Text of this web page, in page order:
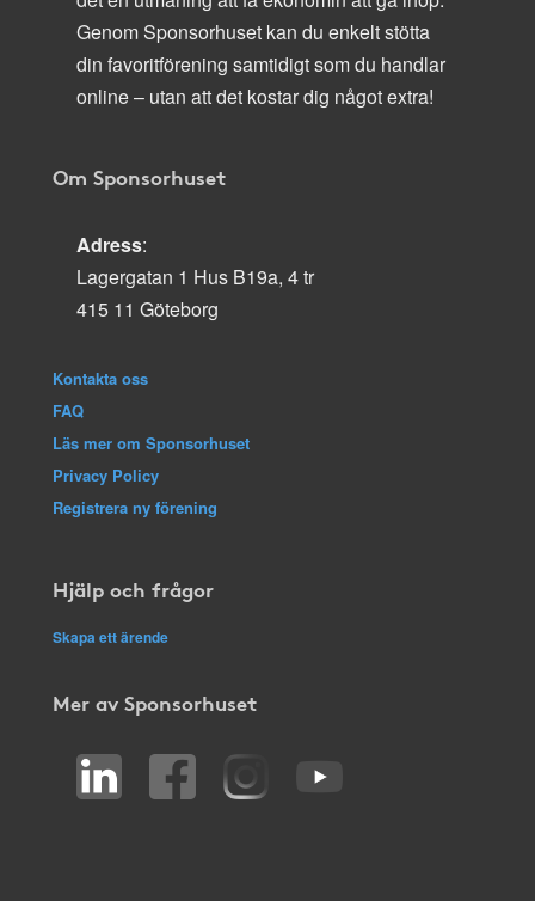
Genom Sponsorhuset kan du enkelt stötta
din favoritförening samtidigt som du handlar
online – utan att det kostar dig något extra!
Om Sponsorhuset
Adress:
Lagergatan 1 Hus B19a, 4 tr
415 11 Göteborg
Kontakta oss
FAQ
Läs mer om Sponsorhuset
Privacy Policy
Registrera ny förening
Hjälp och frågor
Skapa ett ärende
Mer av Sponsorhuset